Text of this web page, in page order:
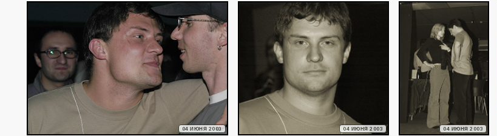
04 ИЮНЯ 2003 04 ИЮНЯ 2003 04 ИЮНЯ 2003